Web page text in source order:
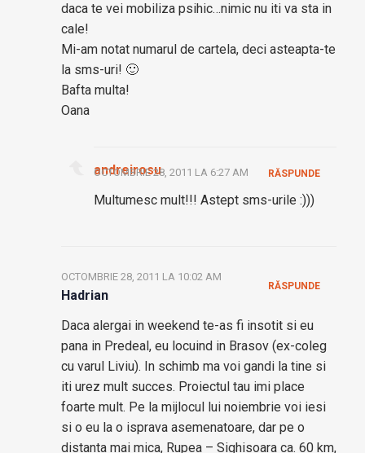
daca te vei mobiliza psihic…nimic nu iti va sta in
cale!
Mi-am notat numarul de cartela, deci asteapta-te
la sms-uri! 🙂
Bafta multa!
Oana
andreirosu
OCTOMBRIE 28, 2011 LA 6:27 AM
Multumesc mult!!! Astept sms-urile :)))
RĂSPUNDE
Hadrian
OCTOMBRIE 28, 2011 LA 10:02 AM
Daca alergai in weekend te-as fi insotit si eu
pana in Predeal, eu locuind in Brasov (ex-coleg
cu varul Liviu). In schimb ma voi gandi la tine si
iti urez mult succes. Proiectul tau imi place
foarte mult. Pe la mijlocul lui noiembrie voi iesi
si o eu la o isprava asemenatoare, dar pe o
distanta mai mica, Rupea – Sighisoara ca. 60 km,
RĂSPUNDE